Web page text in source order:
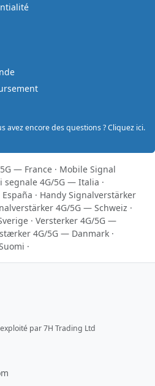
avez encore des questions ? Cliquez ici.
— France · Mobile Signal
segnale 4G/5G — Italia ·
· Handy Signalverstärker
4G/5G — Schweiz ·
· Versterker 4G/5G —
4G/5G — Danmark ·
·
par 7H Trading Ltd